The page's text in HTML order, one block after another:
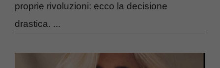
proprie rivoluzioni: ecco la decisione
drastica. ...